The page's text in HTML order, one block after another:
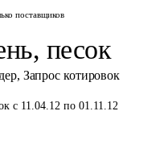
поставщиков
песок
, Запрос котировок
с 11.04.12 по 01.11.12